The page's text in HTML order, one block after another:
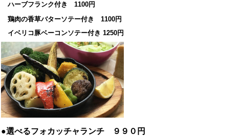
ハーブフランク付き 1100円
鶏肉の香草バターソテー付き 1100円
イベリコ豚ベーコンソテー付き 1250円
●選べるフォカッチャランチ ９９０円